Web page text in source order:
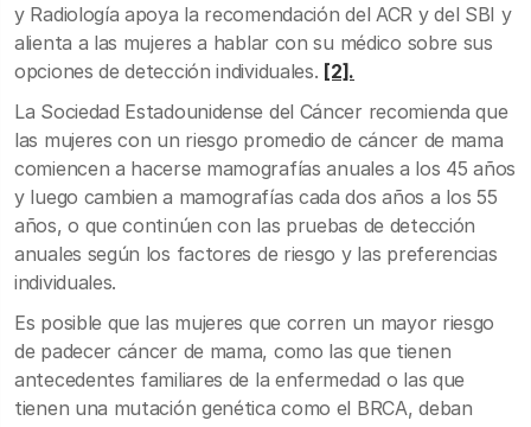
y Radiología apoya la recomendación del ACR y del SBI y
alienta a las mujeres a hablar con su médico sobre sus
opciones de detección individuales. [2].
La Sociedad Estadounidense del Cáncer recomienda que
las mujeres con un riesgo promedio de cáncer de mama
comiencen a hacerse mamografías anuales a los 45 años
y luego cambien a mamografías cada dos años a los 55
años, o que continúen con las pruebas de detección
anuales según los factores de riesgo y las preferencias
individuales.
Es posible que las mujeres que corren un mayor riesgo
de padecer cáncer de mama, como las que tienen
antecedentes familiares de la enfermedad o las que
tienen una mutación genética como el BRCA, deban